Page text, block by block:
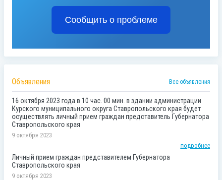
Сообщить о проблеме
Объявления Все объявления
16 октября 2023 года в 10 час. 00 мин. в здании администрации
Курского муниципального округа Ставропольского края будет
осуществлять личный прием граждан представитель Губернатора
Ставропольского края
9 октября 2023
подробнее
Личный прием граждан представителем Губернатора
Ставропольского края
9 октября 2023